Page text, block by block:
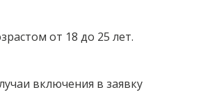
от 18 до 25 лет.
включения в заявку